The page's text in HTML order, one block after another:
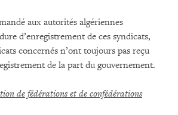
aux autorités algériennes
d’enregistrement de ces syndicats,
concernés n’ont toujours pas reçu
de la part du gouvernement.
de fédérations et de confédérations